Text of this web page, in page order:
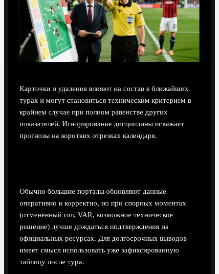
Карточки и удаления влияют на состав в ближайших
турах и могут становиться техническим критерием в
крайнем случае при полном равенстве других
показателей. Игнорирование дисциплины искажает
прогнозы на коротких отрезках календаря.
Обычно большие порталы обновляют данные
оперативно и корректно, но при спорных моментах
(отменённый гол, VAR, возможное техническое
решение) лучше дождаться подтверждения на
официальных ресурсах. Для долгосрочных выводов
имеет смысл использовать уже зафиксированную
таблицу после тура.